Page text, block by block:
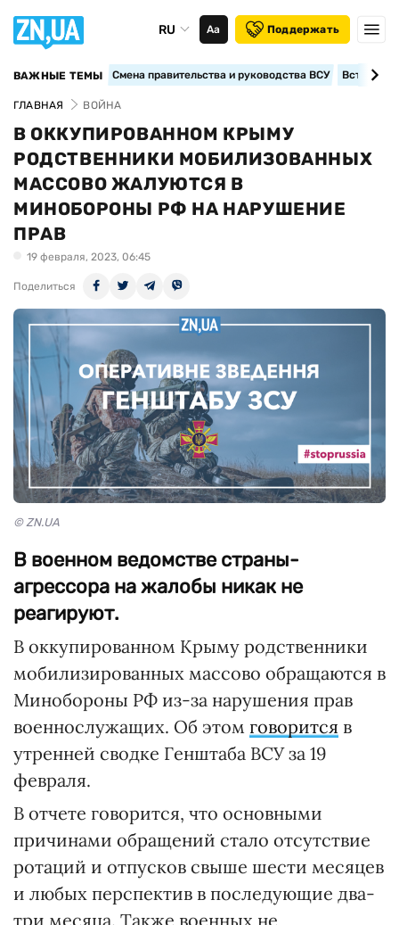
RU Аа Поддержать
ВАЖНЫЕ ТЕМЫ Смена правительства и руководства ВСУ
ГЛАВНАЯ ВОЙНА
В ОККУПИРОВАННОМ КРЫМУ
РОДСТВЕННИКИ МОБИЛИЗОВАННЫХ
МАССОВО ЖАЛУЮТСЯ В
МИНОБОРОНЫ РФ НА НАРУШЕНИЕ
ПРАВ
19 февраля, 2023, 06:45
Поделиться
© ZN.UA
В военном ведомстве страны-
агрессора на жалобы никак не
реагируют.
В оккупированном Крыму родственники
мобилизированных массово обращаются в
Минобороны РФ из-за нарушения прав
военнослужащих. Об этом говорится в
утренней сводке Генштаба ВСУ за 19
февраля.
В отчете говорится, что основными
причинами обращений стало отсутствие
ротаций и отпусков свыше шести месяцев
и любых перспектив в последующие два-
три месяца. Также военных не